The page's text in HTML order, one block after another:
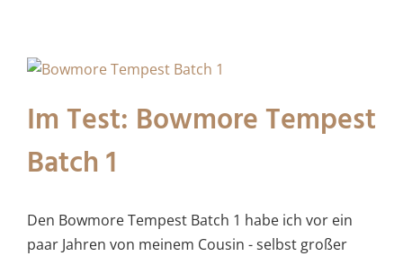
Im Test: Bowmore Tempest
Batch 1
Den Bowmore Tempest Batch 1 habe ich vor ein
paar Jahren von meinem Cousin - selbst großer